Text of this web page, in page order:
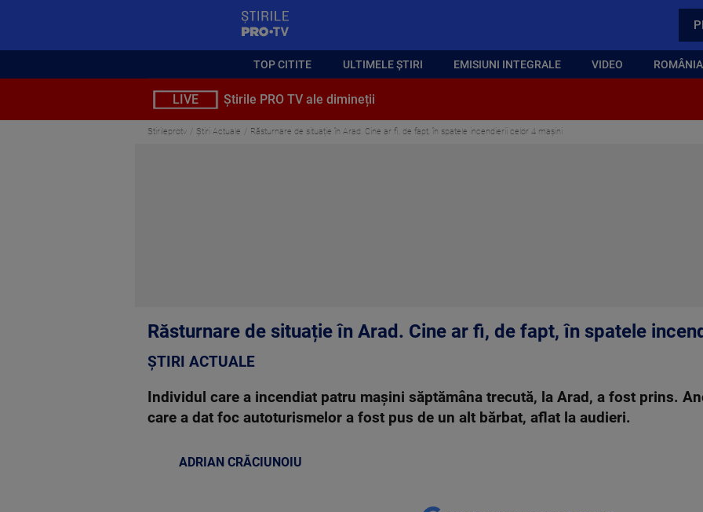
TOP CITITE ULTIMELE ȘTIRI EMISIUNI INTEGRALE VIDEO
LIVE Știrile PRO TV ale dimineții
Stirileprotv Știri Actuale Răsturnare de situație în Arad. Cine ar fi, de fapt, în spatele incendierii celor 4 mașini
Răsturnare de situație în Arad. Cine ar fi, de fapt, în spatele
ȘTIRI ACTUALE
Individul care a incendiat patru mașini săptămâna trecută, la Arad, a fost prins.
care a dat foc autoturismelor a fost pus de un alt bărbat, aflat la audieri.
ADRIAN CRĂCIUNOIU